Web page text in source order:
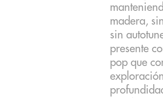
madera,
sin
presente
pop que